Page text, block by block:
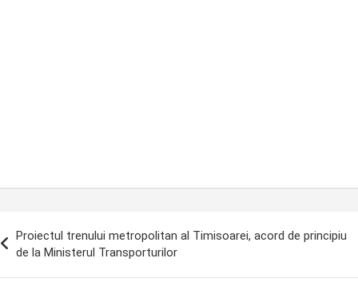
Proiectul trenului metropolitan al Timisoarei, acord de principiu
de la Ministerul Transporturilor